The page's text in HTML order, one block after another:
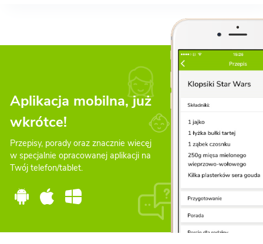
Aplikacja mobilna, już
wkrótce!
Przepisy, porady oraz znacznie wiecęj
w specjalnie opracowanej aplikacji na
Twój telefon/tablet.